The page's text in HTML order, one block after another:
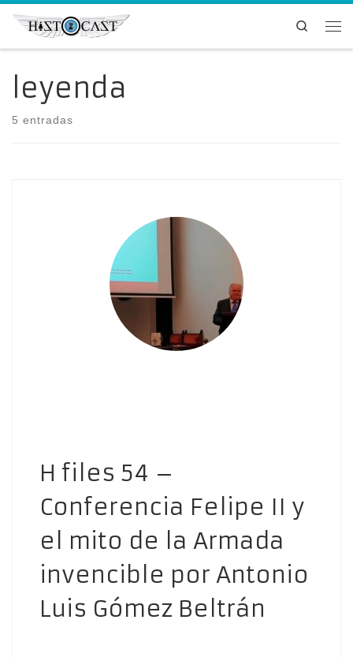
Saltar al contenido
Search
leyenda
5 entradas
H files 54 –
Conferencia Felipe II y
el mito de la Armada
invencible por Antonio
Luis Gómez Beltrán